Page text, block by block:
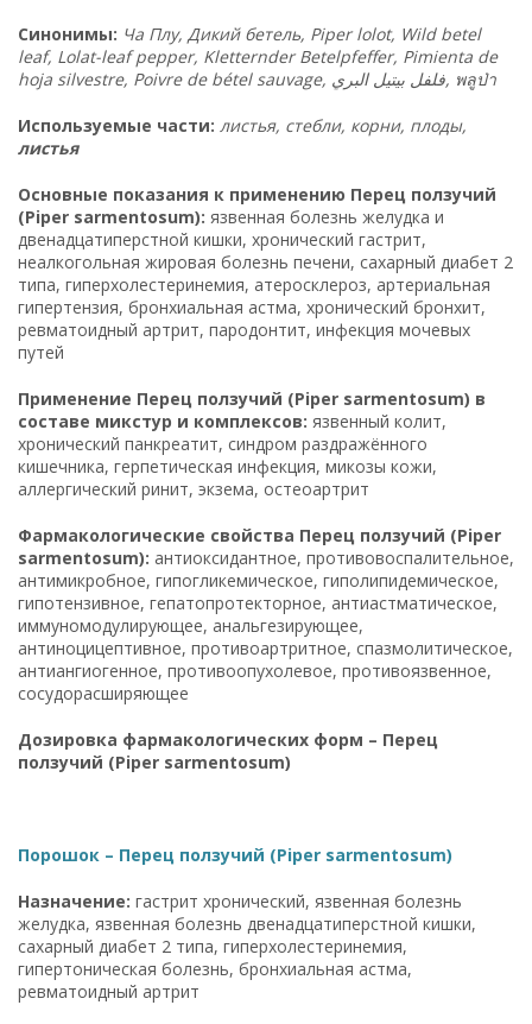
Синонимы: Ча Плу, Дикий бетель, Piper lolot, Wild betel
leaf, Lolat-leaf pepper, Kletternder Betelpfeffer, Pimienta de
hoja silvestre, Poivre de bétel sauvage, فلفل بيتيل البري, พลูป่า
Используемые части: листья, стебли, корни, плоды,
листья
Основные показания к применению Перец ползучий
(Piper sarmentosum): язвенная болезнь желудка и
двенадцатиперстной кишки, хронический гастрит,
неалкогольная жировая болезнь печени, сахарный диабет 2
типа, гиперхолестеринемия, атеросклероз, артериальная
гипертензия, бронхиальная астма, хронический бронхит,
ревматоидный артрит, пародонтит, инфекция мочевых
путей
Применение Перец ползучий (Piper sarmentosum) в
составе микстур и комплексов: язвенный колит,
хронический панкреатит, синдром раздражённого
кишечника, герпетическая инфекция, микозы кожи,
аллергический ринит, экзема, остеоартрит
Фармакологические свойства Перец ползучий (Piper
sarmentosum): антиоксидантное, противовоспалительное,
антимикробное, гипогликемическое, гиполипидемическое,
гипотензивное, гепатопротекторное, антиастматическое,
иммуномодулирующее, анальгезирующее,
антиноцицептивное, противоартритное, спазмолитическое,
антиангиогенное, противоопухолевое, противоязвенное,
сосудорасширяющее
Дозировка фармакологических форм – Перец
ползучий (Piper sarmentosum)
Порошок – Перец ползучий (Piper sarmentosum)
Назначение: гастрит хронический, язвенная болезнь
желудка, язвенная болезнь двенадцатиперстной кишки,
сахарный диабет 2 типа, гиперхолестеринемия,
гипертоническая болезнь, бронхиальная астма,
ревматоидный артрит